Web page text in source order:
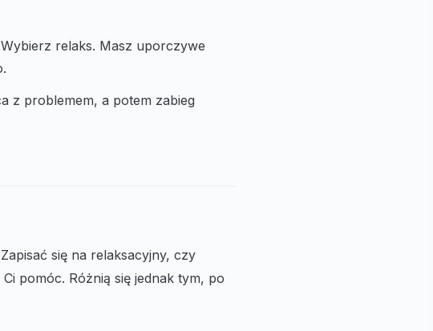
relaks. Masz uporczywe
z problemem, a potem zabieg
się na relaksacyjny, czy
pomóc. Różnią się jednak tym, po